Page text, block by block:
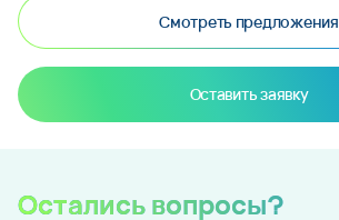
Смотреть предложения
Оставить заявку
Остались вопросы?